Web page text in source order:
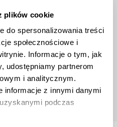
plików cookie
do spersonalizowania treści
społecznościowe i
Informacje o tym, jak
udostępniamy partnerom
i analitycznym.
informacje z innymi danymi
podczas